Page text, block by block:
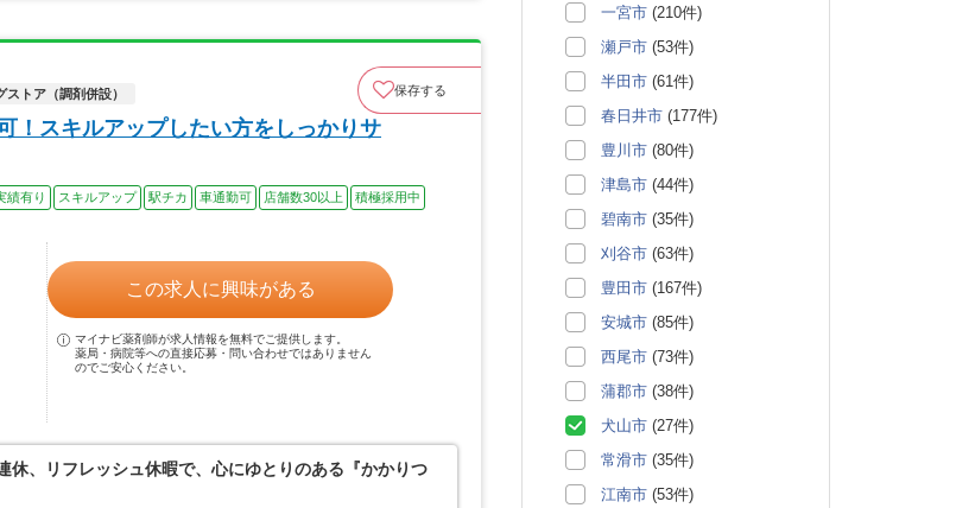
ストア（調剤併設） 保存する
！スキルアップしたい方をしっかりサ
績有り スキルアップ 駅チカ 車通勤可 店舗数30以上
積極採用中
この求人に興味がある
マイナビ薬剤師が求人情報を無料でご提供します。
薬局・病院等への直接応募・問い合わせではありません
のでご安心ください。
、リフレッシュ休暇で、心にゆとりのある『かかりつ
一宮市 (210件)
瀬戸市 (53件)
半田市 (61件)
春日井市 (177件)
豊川市 (80件)
津島市 (44件)
碧南市 (35件)
刈谷市 (63件)
豊田市 (167件)
安城市 (85件)
西尾市 (73件)
蒲郡市 (38件)
犬山市 (27件)
常滑市 (35件)
江南市 (53件)